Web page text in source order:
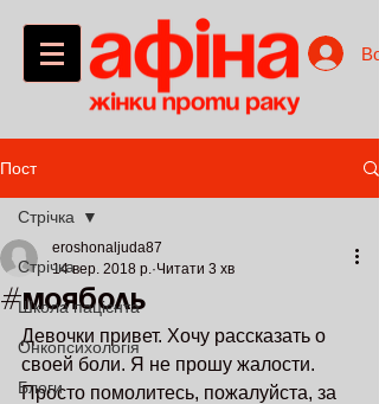
Пост
Стрічка
Школа пацієнта
Онкопсихологія
Блоги
Стрічка
#Мояболь
eroshonaljuda87
14 вер. 2018 р. Читати 3 хв
Девочки привет. Хочу рассказать о
своей боли. Я не прошу жалости.
Просто помолитесь, пожалуйста, за